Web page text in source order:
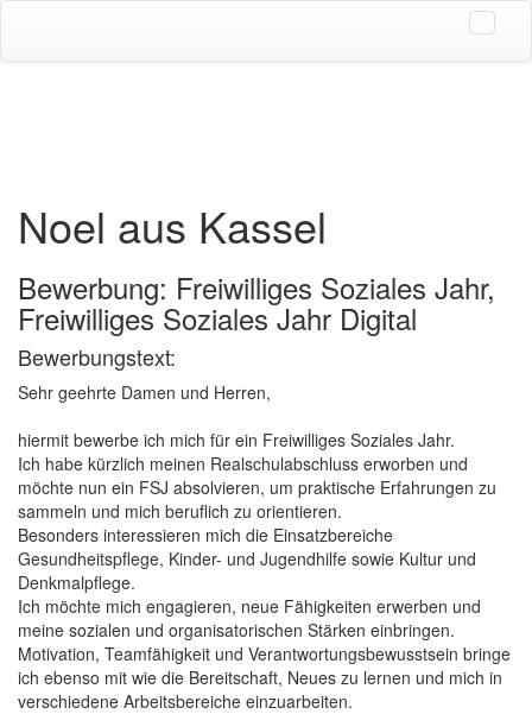
Noel aus Kassel
Bewerbung: Freiwilliges Soziales Jahr,
Freiwilliges Soziales Jahr Digital
Bewerbungstext:
Sehr geehrte Damen und Herren,
hiermit bewerbe ich mich für ein Freiwilliges Soziales Jahr.
Ich habe kürzlich meinen Realschulabschluss erworben und
möchte nun ein FSJ absolvieren, um praktische Erfahrungen zu
sammeln und mich beruflich zu orientieren.
Besonders interessieren mich die Einsatzbereiche
Gesundheitspflege, Kinder- und Jugendhilfe sowie Kultur und
Denkmalpflege.
Ich möchte mich engagieren, neue Fähigkeiten erwerben und
meine sozialen und organisatorischen Stärken einbringen.
Motivation, Teamfähigkeit und Verantwortungsbewusstsein bringe
ich ebenso mit wie die Bereitschaft, Neues zu lernen und mich in
verschiedene Arbeitsbereiche einzuarbeiten.